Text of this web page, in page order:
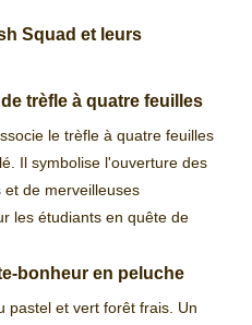
Squad et leurs
trèfle à quatre feuilles
le trèfle à quatre feuilles
Il symbolise l'ouverture des
et de merveilleuses
les étudiants en quête de
bonheur en peluche
pastel et vert forêt frais. Un